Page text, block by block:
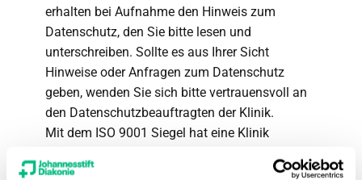
erhalten bei Aufnahme den Hinweis zum
Datenschutz, den Sie bitte lesen und
unterschreiben. Sollte es aus Ihrer Sicht
Hinweise oder Anfragen zum Datenschutz
geben, wenden Sie sich bitte vertrauensvoll an
den Datenschutzbeauftragten der Klinik.
Mit dem ISO 9001 Siegel hat eine Klinik
Ansprüche an sich stellt, sondern vor allem,